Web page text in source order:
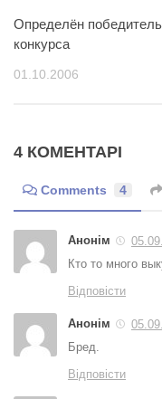
Определён победитель
конкурса
01.10.2006
4 КОМЕНТАРІ
Comments 4
Анонім
Кто то много
Відповісти
Анонім
Бред.
Відповісти